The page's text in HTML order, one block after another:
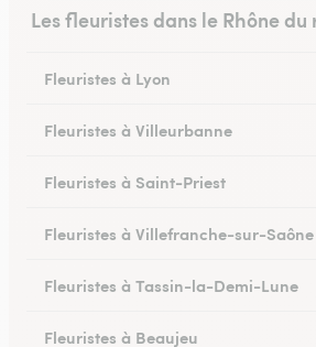
Les fleuristes dans le Rhône
Fleuristes à Lyon
Fleuristes à Villeurbanne
Fleuristes à Saint-Priest
Fleuristes à Villefranche-sur-Saône
Fleuristes à Tassin-la-Demi-Lune
Fleuristes à Beaujeu